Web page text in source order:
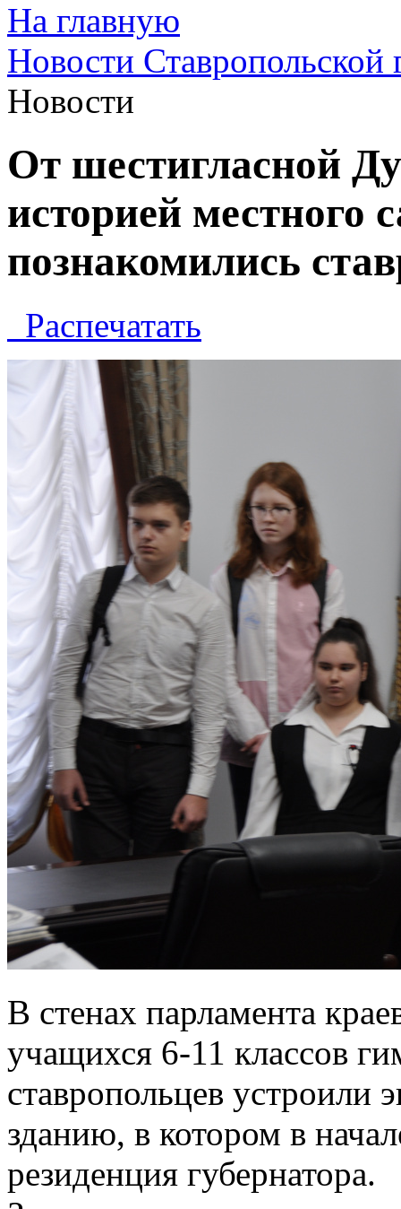
На главную
Новости
Новости
От шестигласной
историей местного
познакомились
Распечатать
В стенах парламента
учащихся 6-11 классов
ставропольцев устроили
зданию, в котором в
резиденция губернатора.